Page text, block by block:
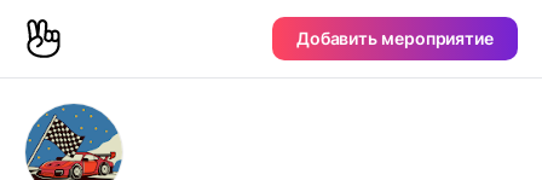
Добавить мероприятие